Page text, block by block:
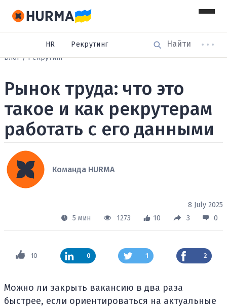
HR
Рекрутинг
Блог
Рекрутинг
Рынок труда: что это
такое и как рекрутерам
работать с его данными
Команда HURMA
8 July 2025
5 мин
1273 10 3 0
10 0 1 2
Можно ли закрыть вакансию в два раза
быстрее, если ориентироваться на актуальные